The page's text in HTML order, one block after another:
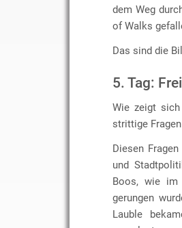
dem Weg
of Walks
Das sind die
5. Tag:
Wie zeigt
strittige
Diesen
und
Boos, wie im
gerungen
Lauble